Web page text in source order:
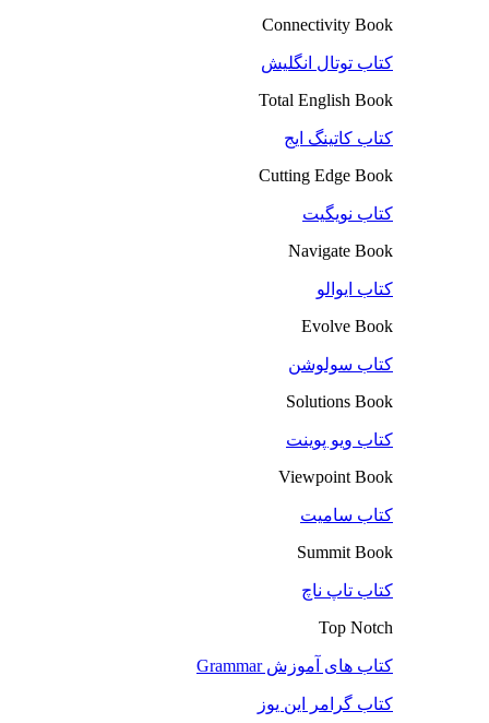
Connectivity Book
کتاب توتال انگلیش
Total English Book
کتاب کاتینگ ایج
Cutting Edge Book
کتاب نویگیت
Navigate Book
کتاب ایوالو
Evolve Book
کتاب سولوشن
Solutions Book
کتاب ویو پوینت
Viewpoint Book
کتاب سامیت
Summit Book
کتاب تاپ ناچ
Top Notch
کتاب های آموزش Grammar
کتاب گرامر این یوز